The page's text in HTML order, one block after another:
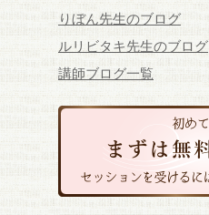
りぼん先生のブログ
ルリビタキ先生のブログ
講師ブログ一覧